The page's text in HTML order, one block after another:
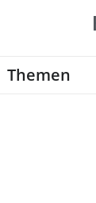
Themen